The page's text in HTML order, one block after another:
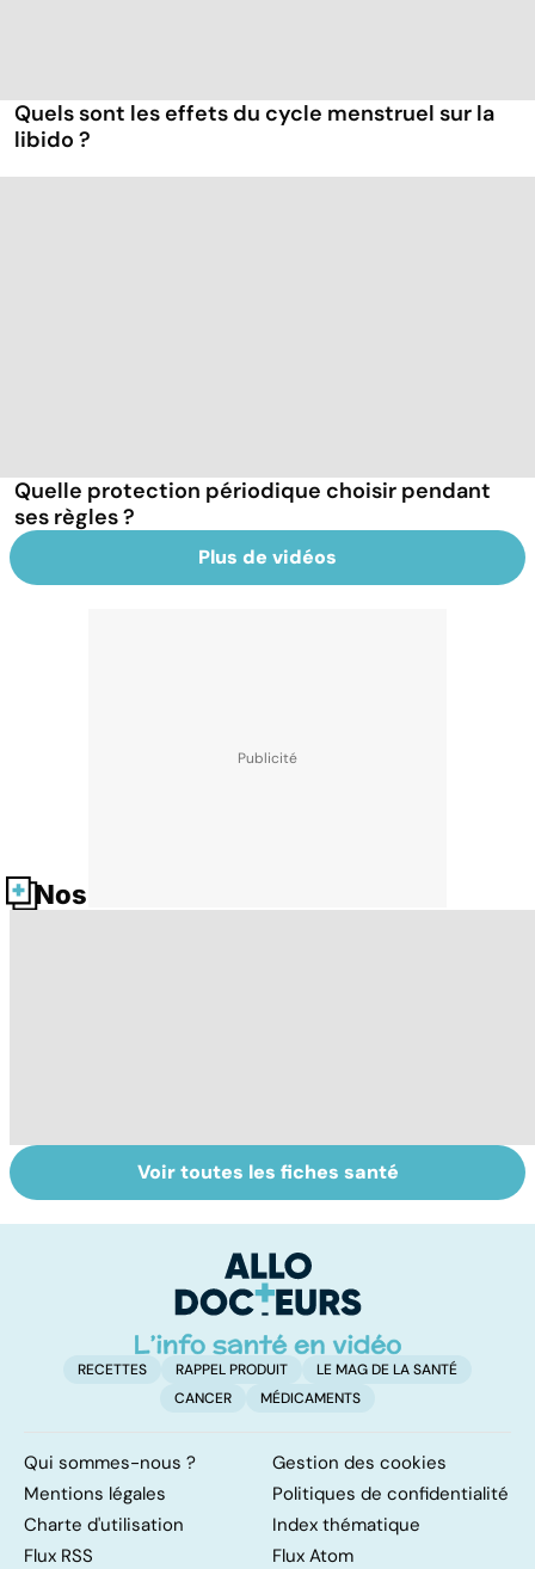
Quels sont les effets du cycle menstruel sur la
libido ?
Quelle protection périodique choisir pendant
ses règles ?
Plus de vidéos
Nos fiches santé
L'avortement :
quels délais,
Femmes :
comment
Voir toutes les fiches santé
RECETTES RAPPEL PRODUIT
LE MAG DE LA SANTÉ
CANCER
MÉDICAMENTS
Qui sommes-nous ?
Gestion des cookies
Mentions légales
Politiques de confidentialité
Charte d'utilisation
Index thématique
Flux RSS
Flux Atom